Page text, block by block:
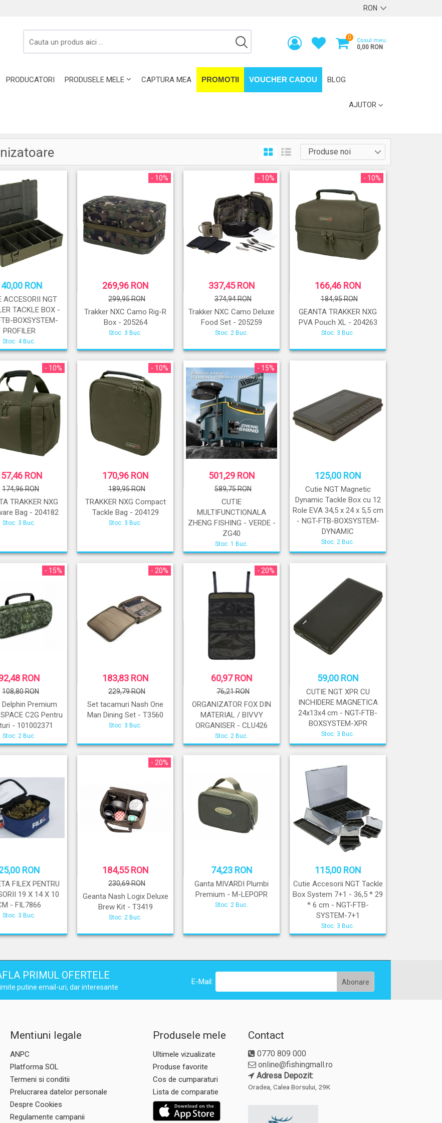
0 Cosul meu
0,00 RON
PRODUCATORI PRODUSELE MELE CAPTURA MEA PROMOTII VOUCHER CADOU BLOG
AJUTOR
RON
ACCESORII NGT
TACKLE BOX -
BOXSYSTEM-
PROFILER
Stoc: 4 Buc.
- 10%
269,96 RON
299,95 RON
Trakker NXC Camo Rig-R
Box - 205264
Stoc: 3 Buc.
- 10%
337,45 RON
374,94 RON
Trakker NXC Camo Deluxe
Food Set - 205259
Stoc: 2 Buc.
- 10%
166,46 RON
184,95 RON
GEANTA TRAKKER NXG
PVA Pouch XL - 204263
Stoc: 3 Buc.
- 10%
RON
174,96 RON
TRAKKER NXG
Bag - 204182
Stoc: 3 Buc.
- 10%
170,96 RON
189,95 RON
TRAKKER NXG Compact
Tackle Bag - 204129
Stoc: 3 Buc.
- 15%
501,29 RON
589,75 RON
CUTIE
MULTIFUNCTIONALA
ZHENG FISHING - VERDE -
ZG40
Stoc: 1 Buc.
125,00 RON
Cutie NGT Magnetic
Dynamic Tackle Box cu 12
Role EVA 34,5 x 24 x 5,5 cm
- NGT-FTB-BOXSYSTEM-
DYNAMIC
Stoc: 2 Buc.
- 15%
RON
108,80 RON
Delphin Premium
C2G Pentru
- 101002371
Stoc: 2 Buc.
- 20%
183,83 RON
229,79 RON
Set tacamuri Nash One
Man Dining Set - T3560
Stoc: 3 Buc.
- 20%
60,97 RON
76,21 RON
ORGANIZATOR FOX DIN
MATERIAL / BIVVY
ORGANISER - CLU426
Stoc: 2 Buc.
59,00 RON
CUTIE NGT XPR CU
INCHIDERE MAGNETICA
24x13x4 cm - NGT-FTB-
BOXSYSTEM-XPR
Stoc: 3 Buc.
RON
FILEX PENTRU
19 X 14 X 10
- FIL7866
Stoc: 3 Buc.
- 20%
184,55 RON
230,69 RON
Geanta Nash Logix Deluxe
Brew Kit - T3419
Stoc: 2 Buc.
74,23 RON
Ganta MIVARDI Plumbi
Premium - M-LEPOPR
Stoc: 2 Buc.
115,00 RON
Cutie Accesorii NGT Tackle
Box System 7+1 - 36,5 * 29
* 6 cm - NGT-FTB-
SYSTEM-7+1
Stoc: 3 Buc.
PRIMUL OFERTELE
putine email-uri, dar interesante
E-Mail:
Mentiuni legale
ANPC
Platforma SOL
Termeni si conditii
Prelucrarea datelor personale
Despre Cookies
Regulamente campanii
Produsele mele
Ultimele vizualizate
Produse favorite
Cos de cumparaturi
Lista de comparatie
Contact
0770 809 000
online@fishingmall.ro
Adresa Depozit:
Oradea, Calea Borsului, 29K